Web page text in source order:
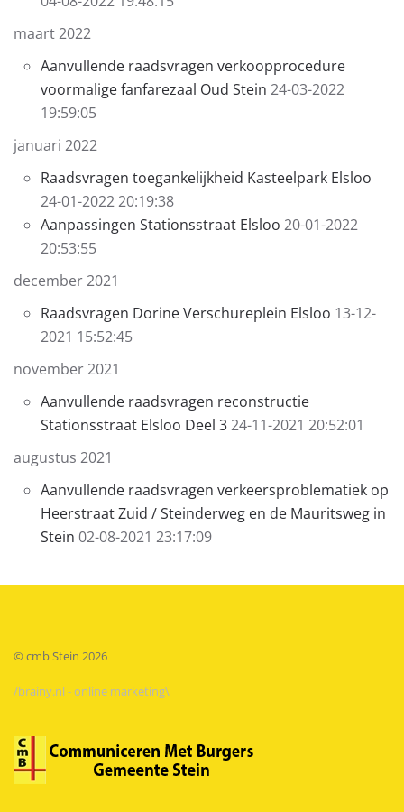
maart 2022
Aanvullende raadsvragen verkoopprocedure
voormalige fanfarezaal Oud Stein 24-03-2022
19:59:05
januari 2022
Raadsvragen toegankelijkheid Kasteelpark Elsloo
24-01-2022 20:19:38
Aanpassingen Stationsstraat Elsloo 20-01-2022
20:53:55
december 2021
Raadsvragen Dorine Verschureplein Elsloo 13-12-
2021 15:52:45
november 2021
Aanvullende raadsvragen reconstructie
Stationsstraat Elsloo Deel 324-11-2021 20:52:01
augustus 2021
Aanvullende raadsvragen verkeersproblematiek op
Heerstraat Zuid / Steinderweg en de Mauritsweg in
Stein 02-08-2021 23:17:09
© cmb Stein 2026
/brainy.nl - online marketing\